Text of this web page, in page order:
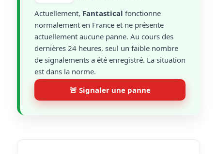
Actuellement, Fantastical fonctionne
normalement en France et ne présente
actuellement aucune panne. Au cours des
dernières 24 heures, seul un faible nombre
de signalements a été enregistré. La situation
est dans la norme.
🚨 Signaler une panne